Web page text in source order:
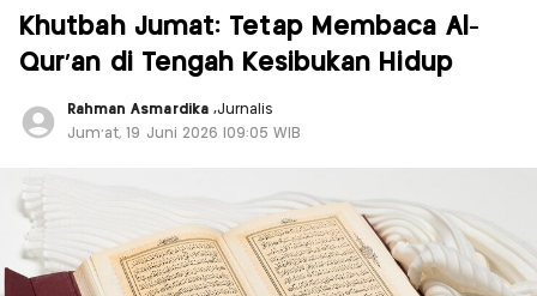
Khutbah Jumat: Tetap Membaca Al-
Qur’an di Tengah Kesibukan Hidup
Rahman Asmardika ,Jurnalis
Jum'at, 19 Juni 2026 |09:05 WIB